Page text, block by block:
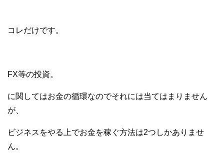
コレだけです。
FX等の投資。
に関してはお金の循環なのでそれには当てはまりません
が、
ビジネスをやる上でお金を稼ぐ方法は2つしかありませ
ん。